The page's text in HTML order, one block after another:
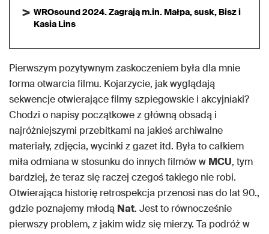
WROsound 2024. Zagrają m.in. Małpa, susk, Bisz i
Kasia Lins
Pierwszym pozytywnym zaskoczeniem była dla mnie
forma otwarcia filmu. Kojarzycie, jak wyglądają
sekwencje otwierające filmy szpiegowskie i akcyjniaki?
Chodzi o napisy początkowe z główną obsadą i
najróżniejszymi przebitkami na jakieś archiwalne
materiały, zdjęcia, wycinki z gazet itd. Była to całkiem
miła odmiana w stosunku do innych filmów w MCU, tym
bardziej, że teraz się raczej czegoś takiego nie robi.
Otwierająca historię retrospekcja przenosi nas do lat 90.,
gdzie poznajemy młodą Nat. Jest to równocześnie
pierwszy problem, z jakim widz się mierzy. Ta podróż w